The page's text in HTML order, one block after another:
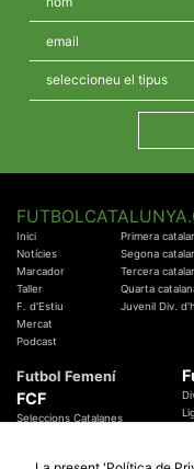
Inici
Notícies
Marcador
Taller
F. d'Estiu
Mercat
Podcast
Primera
Segona
Tercera
Quarta
Juvenil Div.
Futbol Femení
FCF
Seleccions Catalanes